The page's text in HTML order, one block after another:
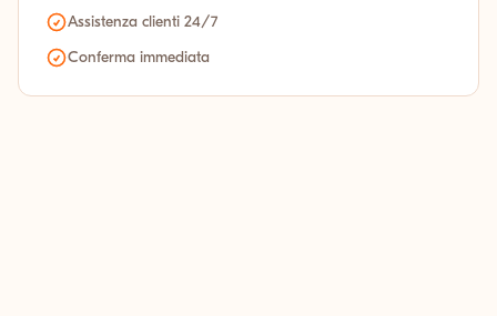
Assistenza clienti 24/7
Conferma immediata